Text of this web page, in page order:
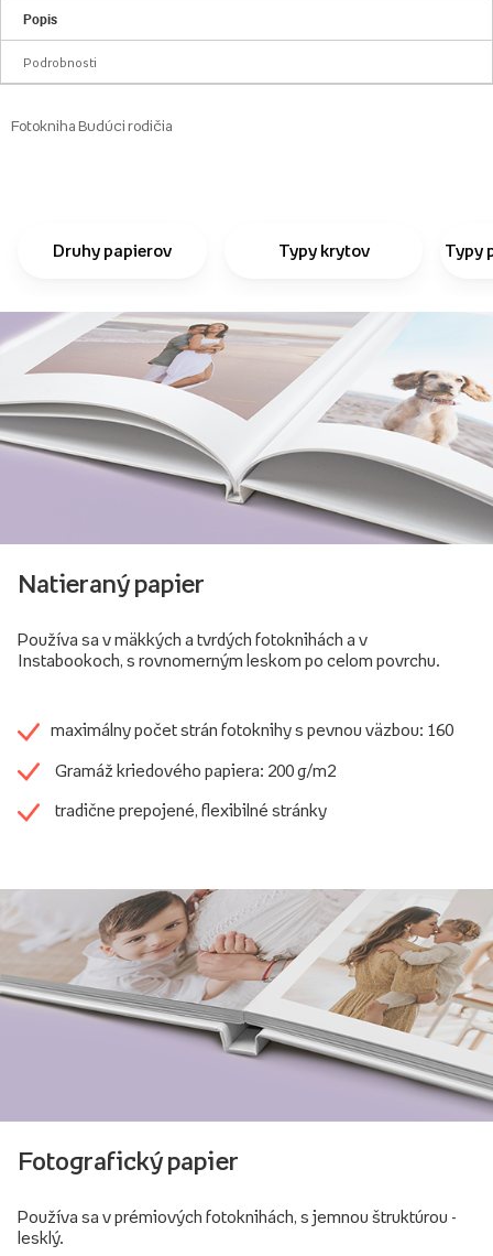
Popis
Podrobnosti
Fotokniha Budúci rodičia
Druhy papierov Typy krytov Typy
Natieraný papier
Používa sa v mäkkých a tvrdých fotoknihách a v
Instabookoch, s rovnomerným leskom po celom povrchu.
maximálny počet strán fotoknihy s pevnou väzbou: 160
Gramáž kriedového papiera: 200 g/m2
tradične prepojené, flexibilné stránky
Fotografický papier
Používa sa v prémiových fotoknihách, s jemnou štruktúrou -
lesklý.